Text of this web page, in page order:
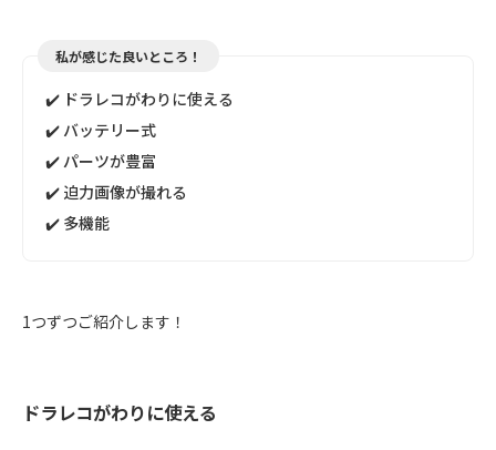
私が感じた良いところ！
✔️ ドラレコがわりに使える
✔️ バッテリー式
✔️ パーツが豊富
✔️ 迫力画像が撮れる
✔️ 多機能
1つずつご紹介します！
ドラレコがわりに使える